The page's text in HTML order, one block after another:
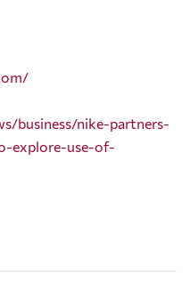
business/nike-partners-
explore-use-of-